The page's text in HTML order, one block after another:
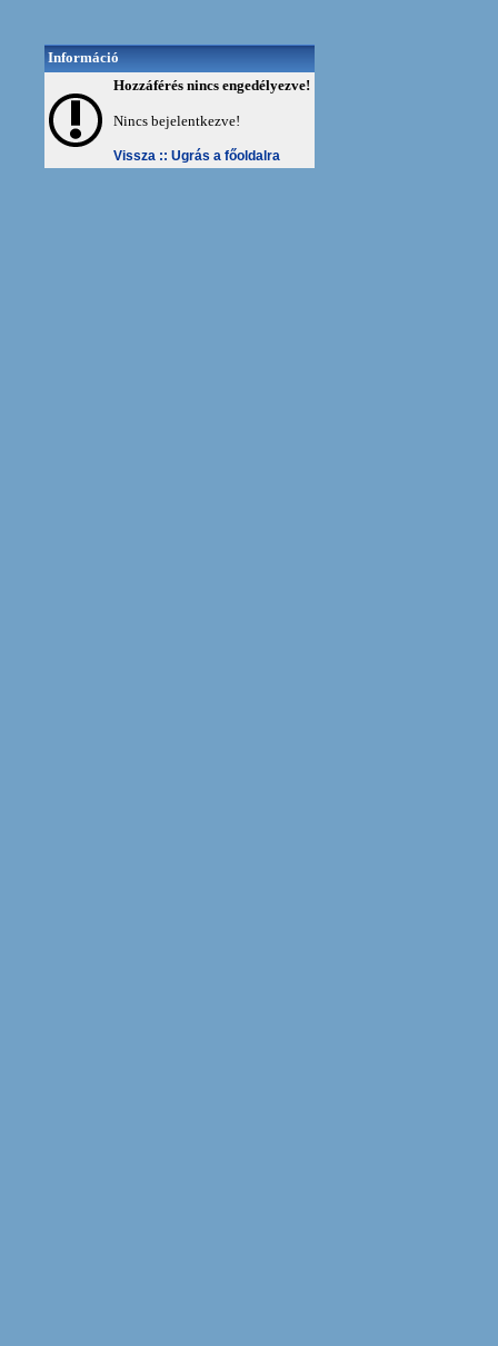
Információ
Hozzáférés nincs engedélyezve!
Nincs bejelentkezve!
Vissza :: Ugrás a főoldalra